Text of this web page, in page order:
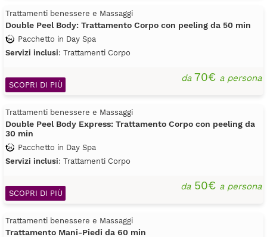
Trattamenti benessere e Massaggi
Double Peel Body: Trattamento Corpo con peeling da 50 min
Pacchetto in Day Spa
Servizi inclusi: Trattamenti Corpo
da70€ a persona
SCOPRI DI PIÙ
Trattamenti benessere e Massaggi
Double Peel Body Express: Trattamento Corpo con peeling da
30 min
Pacchetto in Day Spa
Servizi inclusi: Trattamenti Corpo
da50€ a persona
SCOPRI DI PIÙ
Trattamenti benessere e Massaggi
Trattamento Mani-Piedi da 60 min